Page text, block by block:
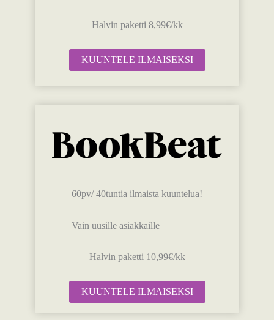
Halvin paketti 8,99€/kk
KUUNTELE ILMAISEKSI
60pv/ 40tuntia ilmaista kuuntelua!
Vain uusille asiakkaille
Halvin paketti 10,99€/kk
KUUNTELE ILMAISEKSI